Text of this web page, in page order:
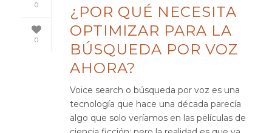
0
0
¿POR QUÉ NECESITA
OPTIMIZAR PARA LA
BÚSQUEDA POR VOZ
AHORA?
Voice search o búsqueda por voz es una
tecnología que hace una década parecía
algo que solo veríamos en las películas de